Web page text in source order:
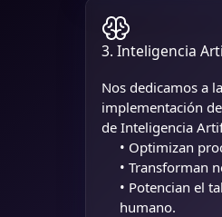
3. Inteligencia
Nos dedicamos a la
implementación
de Inteligencia
• Optimizan
• Transforman
• Potencian el
humano.